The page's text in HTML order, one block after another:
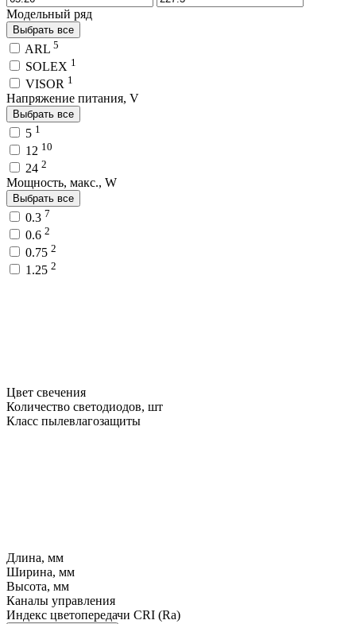
Модельный ряд
Выбрать все
ARL 5
SOLEX 1
VISOR 1
Напряжение питания, V
Выбрать все
5 1
12 10
24 2
Мощность, макс., W
Выбрать все
0.3 7
0.6 2
0.75 2
1.25 2
Цвет свечения
Количество светодиодов, шт
Класс пылевлагозащиты
Длина, мм
Ширина, мм
Высота, мм
Каналы управления
Индекс цветопередачи CRI (Ra)